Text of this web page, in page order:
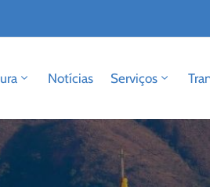
Notícias Serviços